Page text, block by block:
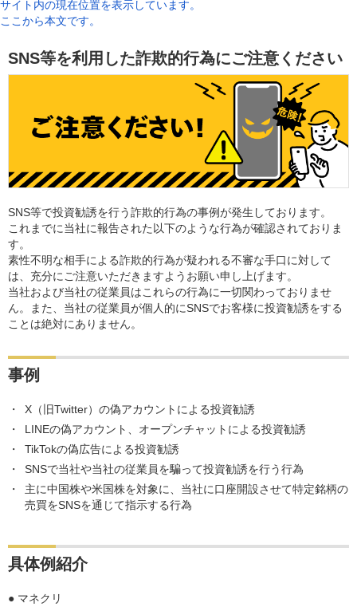
サイト内の現在位置を表示しています。
ここから本文です。
SNS等を利用した詐欺的行為にご注意ください
SNS等で投資勧誘を行う詐欺的行為の事例が発生しております。
これまでに当社に報告された以下のような行為が確認されておりま
す。
素性不明な相手による詐欺的行為が疑われる不審な手口に対して
は、充分にご注意いただきますようお願い申し上げます。
当社および当社の従業員はこれらの行為に一切関わっておりませ
ん。また、当社の従業員が個人的にSNSでお客様に投資勧誘をする
ことは絶対にありません。
事例
X（旧Twitter）の偽アカウントによる投資勧誘
LINEの偽アカウント、オープンチャットによる投資勧誘
TikTokの偽広告による投資勧誘
SNSで当社や当社の従業員を騙って投資勧誘を行う行為
主に中国株や米国株を対象に、当社に口座開設させて特定銘柄の
売買をSNSを通じて指示する行為
具体例紹介
● マネクリ